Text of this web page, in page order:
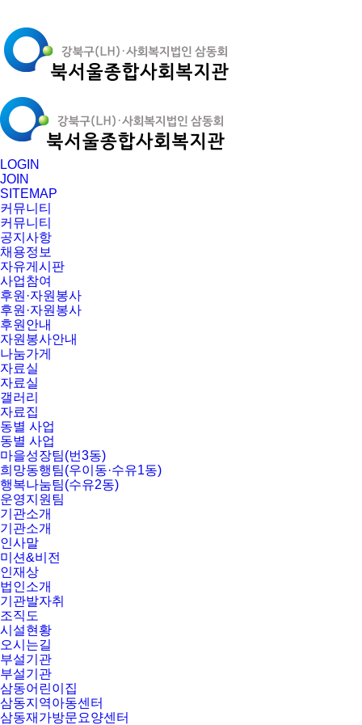
LOGIN
JOIN
SITEMAP
커뮤니티
커뮤니티
공지사항
채용정보
자유게시판
사업참여
후원·자원봉사
후원·자원봉사
후원안내
자원봉사안내
나눔가게
자료실
자료실
갤러리
자료집
동별 사업
동별 사업
마을성장팀(번3동)
희망동행팀(우이동·수유1동)
행복나눔팀(수유2동)
운영지원팀
기관소개
기관소개
인사말
미션&비전
인재상
법인소개
기관발자취
조직도
시설현황
오시는길
부설기관
부설기관
삼동어린이집
삼동지역아동센터
삼동재가방문요양센터